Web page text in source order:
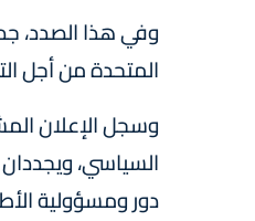
وفي هذا الصدد،
المتحدة من أجل
وسجل الإعلان
دور ومسؤولية